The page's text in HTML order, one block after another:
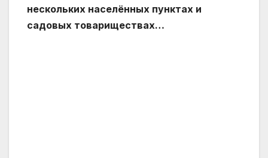
нескольких населённых пунктах и
садовых товариществах…